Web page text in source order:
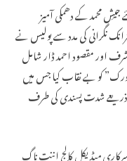
گئے جیشِ محمد کے دھمکی آمیز
نگرانی کی مدد سے پولیس نے
اور مقصود احمد ڈار شامل
کو بے نقاب کیا جس میں
ذریعے شدت پسندی کی طرف
کو سرکاری میڈیکل کالج اننت ناگ